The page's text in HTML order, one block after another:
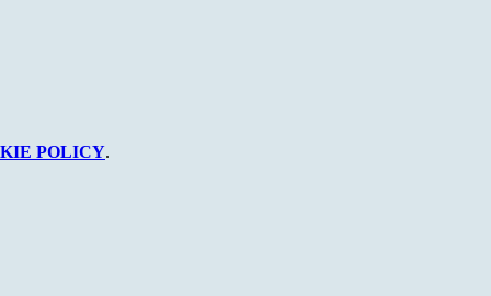
POLICY.